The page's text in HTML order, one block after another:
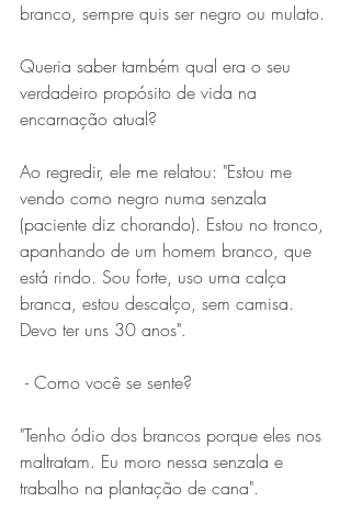
branco, sempre quis ser negro ou mulato.
Queria saber também qual era o seu
verdadeiro propósito de vida na
encarnação atual?
Ao regredir, ele me relatou: "Estou me
vendo como negro numa senzala
(paciente diz chorando). Estou no tronco,
apanhando de um homem branco, que
está rindo. Sou forte, uso uma calça
branca, estou descalço, sem camisa.
Devo ter uns 30 anos".
- Como você se sente?
"Tenho ódio dos brancos porque eles nos
maltratam. Eu moro nessa senzala e
trabalho na plantação de cana".